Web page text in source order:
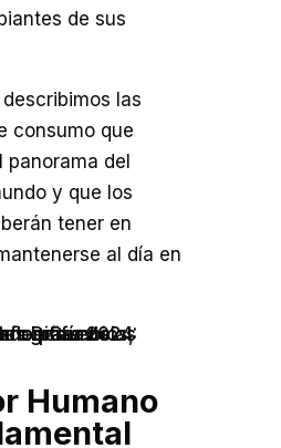
de sus
las
consumo que
del
y que los
tener en
al día en
Humano